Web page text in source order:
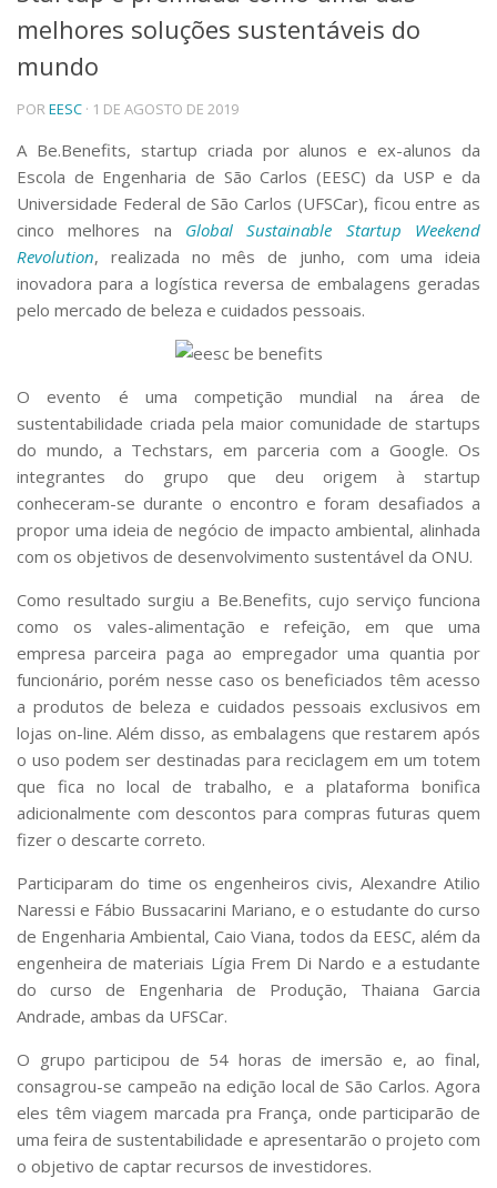
Telefones e Mapas
Pessoas
Ensino
Graduação
Educação a distância
Cursos de Extensão
Pesquisa e Inovação
Linhas de Pesquisa
Centros, Núcleos e Projetos em Rede
Pós-doutorado
Iniciação Científica
Transferência de Tecnologia
Empresas Juniores
Extensão à Comunidade
Projetos, Programas e Cursos
Artes, Cultura e Esportes
Museus e Espaços Interativos
Serviços
Bibliotecas
Apoio ao Estudante
RH, Administrativo e Financeiro
Outros serviços
Comunicação
Assessorias e Mídias
Aplicativos e Sites
Jornal da USP
Agenda de Eventos
Defesa de Teses
melhores soluções sustentáveis do
mundo
POREESC · 1 DE AGOSTO DE 2019
A Be.Benefits, startup criada por alunos e ex-alunos da
Escola de Engenharia de São Carlos (EESC) da USP e da
Universidade Federal de São Carlos (UFSCar), ficou entre as
cinco melhores na Global Sustainable Startup Weekend
Revolution, realizada no mês de junho, com uma ideia
inovadora para a logística reversa de embalagens geradas
pelo mercado de beleza e cuidados pessoais.
O evento é uma competição mundial na área de
sustentabilidade criada pela maior comunidade de startups
do mundo, a Techstars, em parceria com a Google. Os
integrantes do grupo que deu origem à startup
conheceram-se durante o encontro e foram desafiados a
propor uma ideia de negócio de impacto ambiental, alinhada
com os objetivos de desenvolvimento sustentável da ONU.
Como resultado surgiu a Be.Benefits, cujo serviço funciona
como os vales-alimentação e refeição, em que uma
empresa parceira paga ao empregador uma quantia por
funcionário, porém nesse caso os beneficiados têm acesso
a produtos de beleza e cuidados pessoais exclusivos em
lojas on-line. Além disso, as embalagens que restarem após
o uso podem ser destinadas para reciclagem em um totem
que fica no local de trabalho, e a plataforma bonifica
adicionalmente com descontos para compras futurasquem
fizer o descarte correto.
Participaram do time os engenheiros civis, Alexandre Atilio
Naressi e Fábio Bussacarini Mariano, e o estudante do curso
de Engenharia Ambiental, Caio Viana, todos da EESC, além da
engenheira de materiais Lígia Frem Di Nardo e a estudante
do curso de Engenharia de Produção, Thaiana Garcia
Andrade, ambas da UFSCar.
O grupo participou de 54 horas de imersão e, ao final,
consagrou-se campeão na edição local de São Carlos. Agora
eles têm viagem marcada pra França, onde participarão de
uma feira de sustentabilidade e apresentarão o projeto com
o objetivo de captar recursos de investidores.